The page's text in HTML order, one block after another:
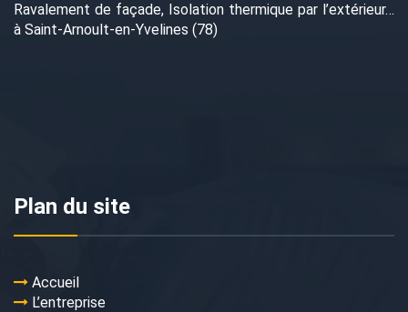
Ravalement de façade, Isolation thermique par l’extérieur…
à Saint-Arnoult-en-Yvelines (78)
Plan du site
Accueil
L’entreprise